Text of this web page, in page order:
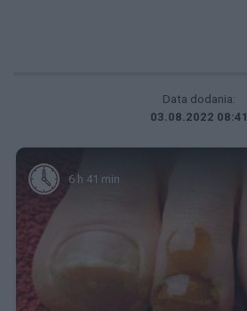
Data dodania:
03.08.2022 08:41
6 h 41 min